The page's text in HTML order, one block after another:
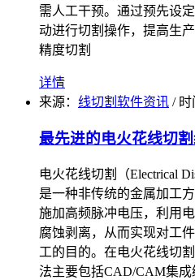
需人工干预。通过预先设
动进行切割操作，提高生
精度切割
详情
来源： 线切割软件资讯 / 时
最先进的电火花线切
电火花线切割（Electrical
是一种非传统的金属加工
施加高频脉冲电压，利用
腐蚀剥离，从而实现对工
工的目的。在电火花线切
法主要包括CAD/CAM集